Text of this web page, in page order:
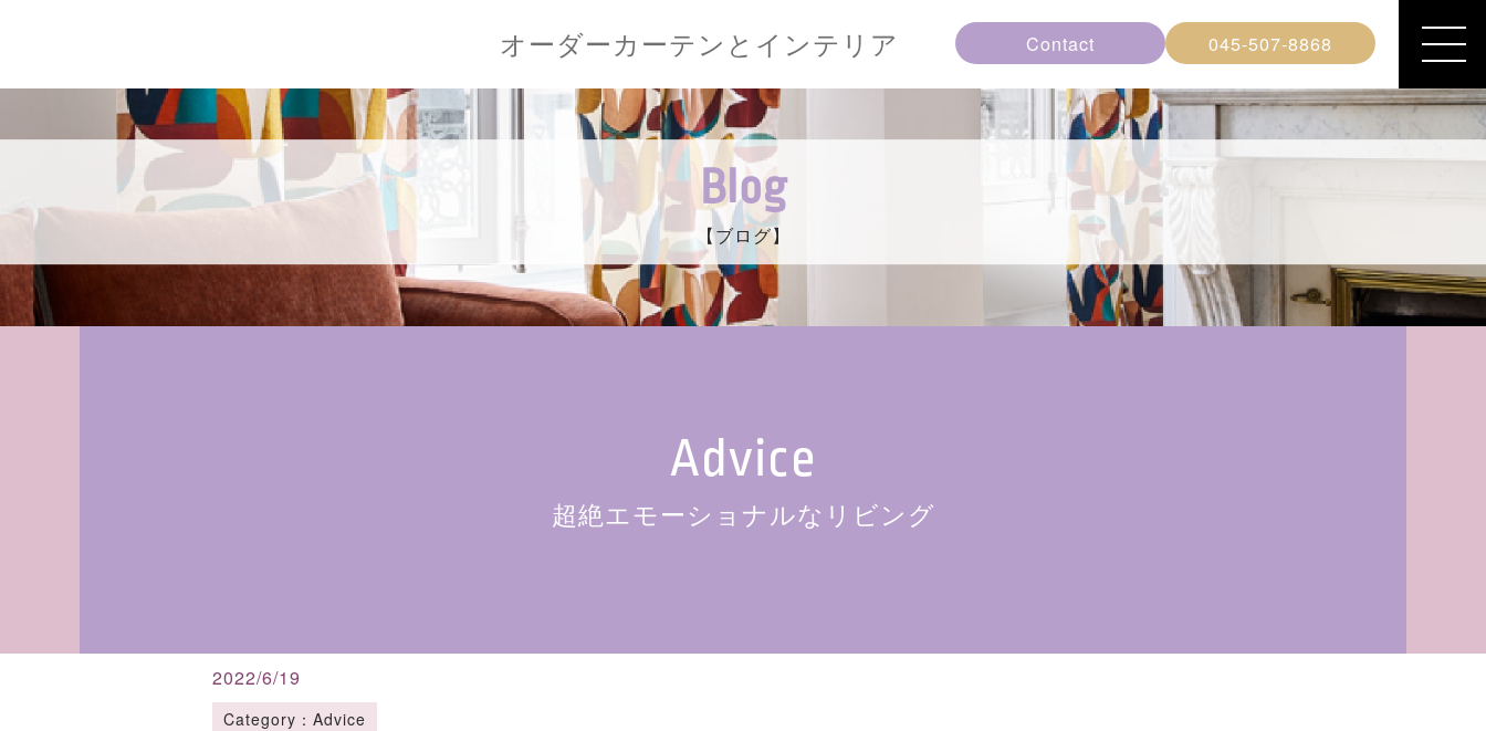
オーダーカーテンとインテリア Contact 045-507-8868
Blog
【ブログ】
Advice
超絶エモーショナルなリビング
2022/6/19
Category：Advice